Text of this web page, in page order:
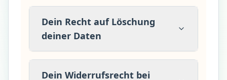
Dein Recht auf Löschung
deiner Daten
Dein Widerrufsrecht bei